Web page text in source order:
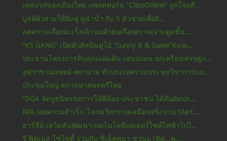
เคสแรกของเมืองไทย แพลตฟอร์ม "ClassOnline" ถูกโจมตี...
บูสต์ผิวสวยให้อิ่มฟู ดูฉ่ำน้ำ กับ 5 ตัวช่วยเพื่อผิ...
ลดความเสี่ยงมะเร็งเต้านมด้วยเครื่องตรวจเจาะดูดชิ้น...
“KS GANG” เปิดตัวศิลปินดูโอ้ “Sunny K & Game”ส่งเพ...
ประธานโครงการคืนคุณแผ่นดิน เสนอแผน ยกเครื่องเศรษฐก...
จุฬาฯชวนแพทย์-พยาบาล ทั่วประเทศร่วมประชุมวิชาการแบ...
ประชุมใหญ่ สภาสมาคมสตรีไทย
“DGA จัดบูธนิทรรศการให้พี่น้อง-ประชาชน ได้สัมผัสปร...
NIA เผยความสำเร็จ ‘โลกนวัตกรรมเสมือนจริง’งาน Start...
ฮาร์ลีย์-เดวิดสันพัฒนาเทคโนโลยีมอเตอร์ไซค์ไฟฟ้าไปไ...
วี ฟิตเนส โซไซตี้ ร่วมกับ ซีเล็คทูน่า ชวนมาฟิต...พ...